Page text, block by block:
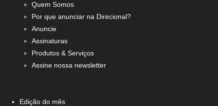
Quem Somos
Por que anunciar na Direcional?
Anuncie
Assinaturas
Produtos & Serviços
Assine nossa newsletter
Edição do mês